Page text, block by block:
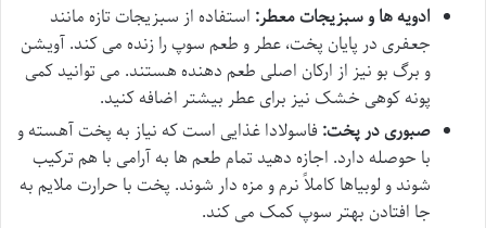
ادویه ها و سبزیجات معطر: استفاده از سبزیجات تازه مانند
جعفری در پایان پخت، عطر و طعم سوپ را زنده می کند. آویشن
و برگ بو نیز از ارکان اصلی طعم دهنده هستند. می توانید کمی
پونه کوهی خشک نیز برای عطر بیشتر اضافه کنید.
صبوری در پخت: فاسولادا غذایی است که نیاز به پخت آهسته و
با حوصله دارد. اجازه دهید تمام طعم ها به آرامی با هم ترکیب
شوند و لوبیاها کاملاً نرم و مزه دار شوند. پخت با حرارت ملایم به
جا افتادن بهتر سوپ کمک می کند.